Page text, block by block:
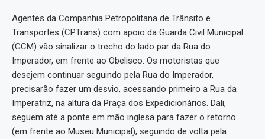
Agentes da Companhia Petropolitana de Trânsito e
Transportes (CPTrans) com apoio da Guarda Civil Municipal
(GCM) vão sinalizar o trecho do lado par da Rua do
Imperador, em frente ao Obelisco. Os motoristas que
desejem continuar seguindo pela Rua do Imperador,
precisarão fazer um desvio, acessando primeiro a Rua da
Imperatriz, na altura da Praça dos Expedicionários. Dali,
seguem até a ponte em mão inglesa para fazer o retorno
(em frente ao Museu Municipal), seguindo de volta pela